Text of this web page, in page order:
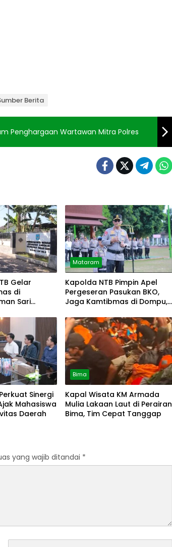
Berita
Penghargaan Wartawan Mitra Polres
Gelar
di
Sari
Mataram
Kapolda NTB Pimpin Apel
Pergeseran Pasukan BKO,
Jaga Kamtibmas di Dompu,
Sinergi
Mahasiswa
Daerah
Bima
Kapal Wisata KM Armada
Mulia Lakaan Laut di Perairan
Bima, Tim Cepat Tanggap
yang wajib ditandai *